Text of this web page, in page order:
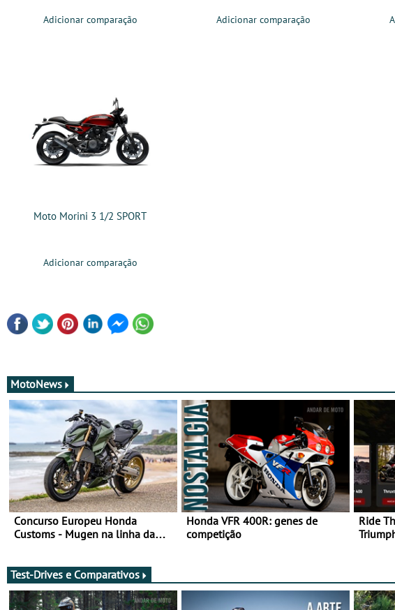
Adicionar comparação Adicionar comparação
Moto Morini 3 1/2 SPORT
Adicionar comparação
MotoNews
Concurso Europeu Honda
Customs - Mugen na linha da
Honda VFR 400R: genes de
competição
Ride
Test-Drives e Comparativos